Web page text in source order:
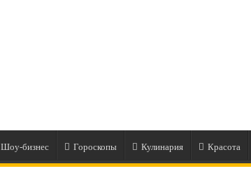
Шоу-бизнес Гороскопы Кулинария Красота